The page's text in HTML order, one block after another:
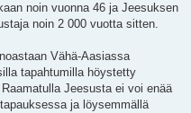
noin vuonna 46 ja Jeesuksen
noin 2 000 vuotta sitten.
Vähä-Aasiassa
tapahtumilla höystetty
Jeesusta ei voi enää
ja löysemmällä